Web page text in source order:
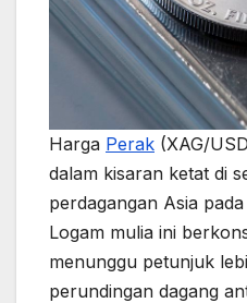
Harga Perak (XAG/
dalam kisaran ketat di
perdagangan Asia
Logam mulia ini
menunggu petunjuk
perundingan dagang